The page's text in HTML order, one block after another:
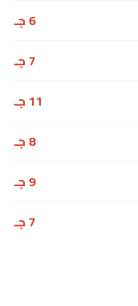
6 جـ
7 جـ
11 جـ
8 جـ
9 جـ
7 جـ